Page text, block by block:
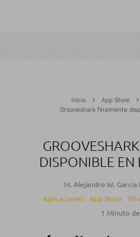
Inicio App Store
Grooveshark finalmente
DISPONIBLE EN
M. Alejandro W. García
Aplicaciones
App Store
1 Minuto